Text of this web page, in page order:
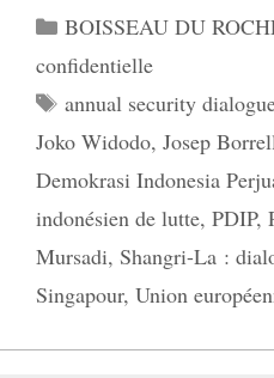
Catégories
BOISSEAU DU
confidentielle
Étiquettes
annual security
Joko Widodo, Josep
Demokrasi Indonesia
indonésien de lutte, PDIP,
Mursadi, Shangri-La :
Singapour, Union